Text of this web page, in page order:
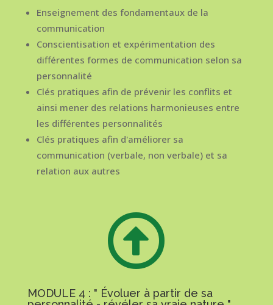
Enseignement des fondamentaux de la
communication
Conscientisation et expérimentation des
différentes formes de communication selon sa
personnalité
Clés pratiques afin de prévenir les conflits et
ainsi mener des relations harmonieuses entre
les différentes personnalités
Clés pratiques afin d'améliorer sa
communication (verbale, non verbale) et sa
relation aux autres

MODULE 4 : " Évoluer à partir de sa